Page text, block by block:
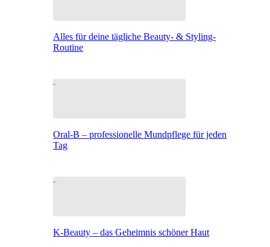
Alles für deine tägliche Beauty- & Styling-
Routine
Oral-B – professionelle Mundpflege für jeden
Tag
K-Beauty – das Geheimnis schöner Haut